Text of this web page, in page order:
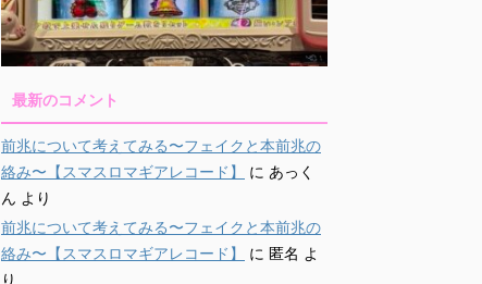
最新のコメント
前兆について考えてみる〜フェイクと本前兆の
絡み〜【スマスロマギアレコード】
に あっく
ん より
前兆について考えてみる〜フェイクと本前兆の
絡み〜【スマスロマギアレコード】
に 匿名 よ
り